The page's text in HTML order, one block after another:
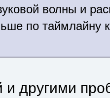
волны и
по таймлайну
и другими